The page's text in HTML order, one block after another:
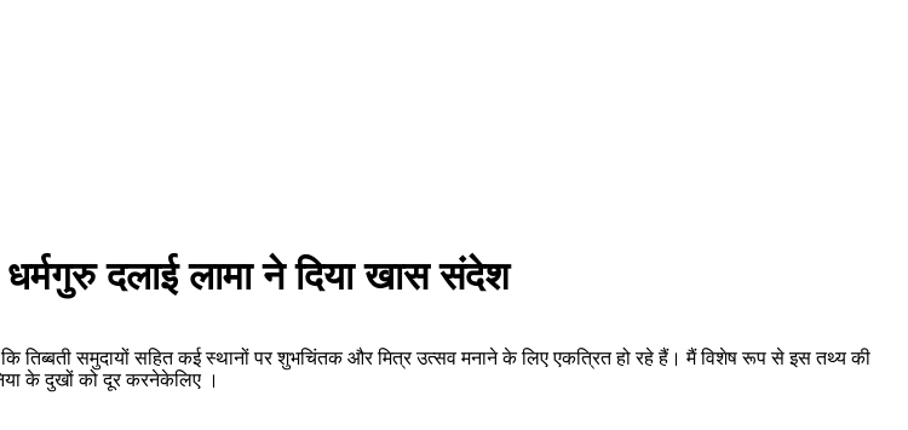
दलाई लामा ने दिया खास संदेश
तिब्बती समुदायों सहित कई स्थानों पर शुभचिंतक और मित्र उत्सव मनाने के लिए एकत्रित हो रहे हैं। मैं विशेष रूप से इस तथ्य की
के दुखों को दूर करनेकेलिए ।